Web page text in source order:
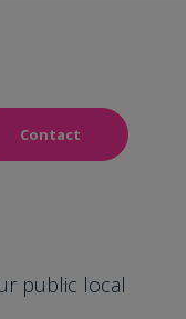
Contact
public local